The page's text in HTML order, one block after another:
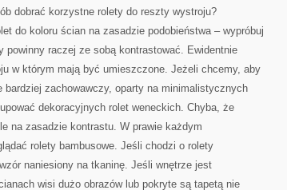
dobrać korzystne rolety do reszty wystroju?
do koloru ścian na zasadzie podobieństwa – wypróbuj
powinny raczej ze sobą kontrastować. Ewidentnie
w którym mają być umieszczone. Jeżeli chcemy, aby
bardziej zachowawczy, oparty na minimalistycznych
dekoracyjnych rolet weneckich. Chyba, że
na zasadzie kontrastu. W prawie każdym
rolety bambusowe. Jeśli chodzi o rolety
naniesiony na tkaninę. Jeśli wnętrze jest
wisi dużo obrazów lub pokryte są tapetą nie